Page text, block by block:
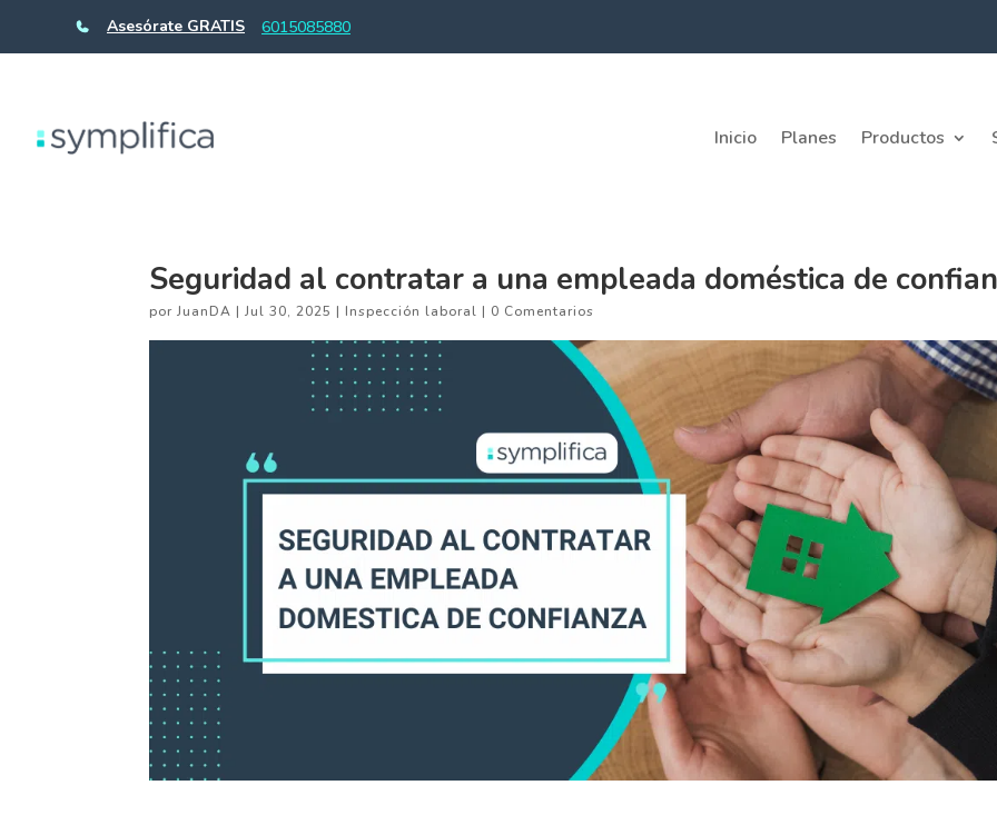
Inicio Planes Productos
Seguridad al contratar a una empleada doméstica de
porJuanDA |Jul 30, 2025 | Inspección laboral | 0 Comentarios
Asesórate GRATIS 6015085880